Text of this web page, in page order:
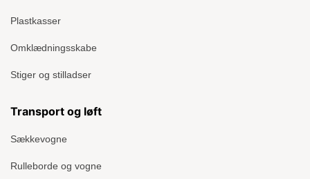
Plastkasser
Omklædningsskabe
Stiger og stilladser
Transport og løft
Sækkevogne
Rulleborde og vogne